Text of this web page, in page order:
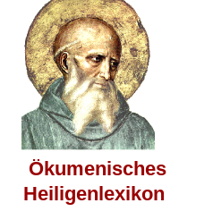
Ökumenisches
Heiligenlexikon